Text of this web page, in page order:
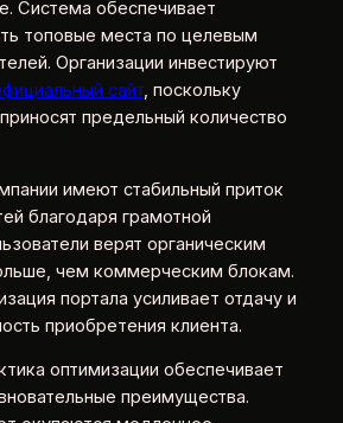
Система обеспечивает
топовые места по целевым
Организации инвестируют
сайт, поскольку
предельный количество
имеют стабильный приток
благодаря грамотной
верят органическим
чем коммерческим блокам.
портала усиливает отдачу и
приобретения клиента.
оптимизации обеспечивает
преимущества.